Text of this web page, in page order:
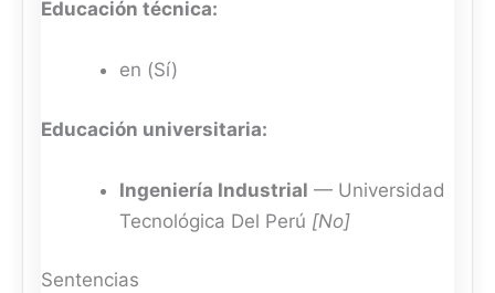
Educación técnica:
en (Sí)
Educación universitaria:
Ingeniería Industrial — Universidad
Tecnológica Del Perú [No]
Sentencias